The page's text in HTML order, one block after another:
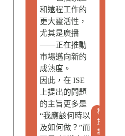
和遠程工作的
更大靈活性，
尤其是廣播
——正在推動
市場邁向新的
成熟度。
因此，在 ISE
上提出的問題
的主旨更多是
“我應該何時以
及如何做？”而
科
技
新